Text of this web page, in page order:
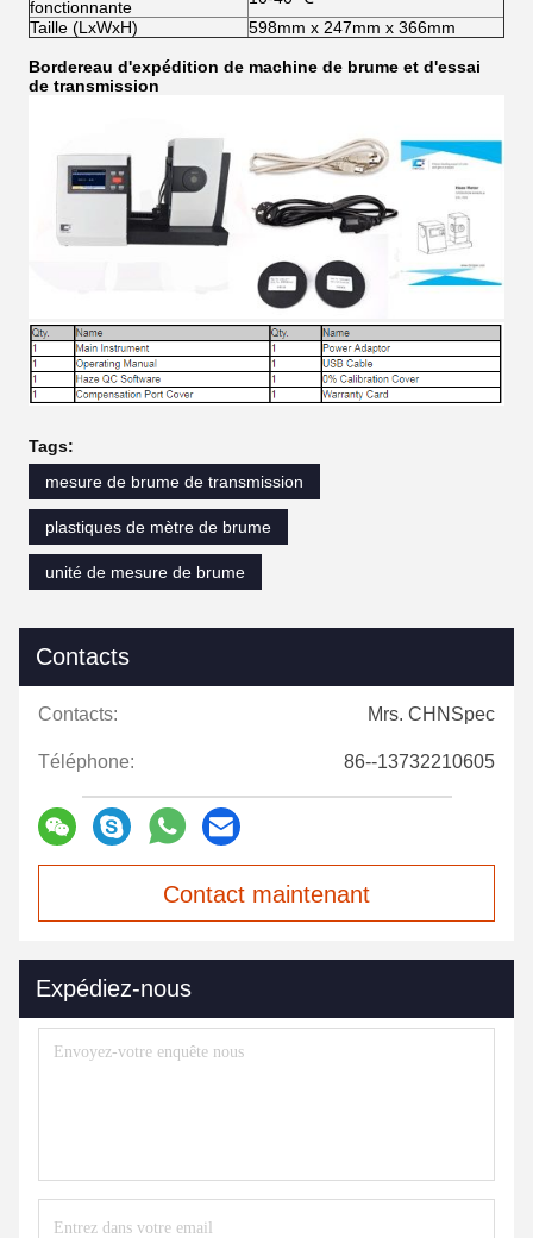
fonctionnante
Taille (LxWxH)
598mm x 247mm x 366mm
Bordereau d'expédition de machine de brume et d'essai
de transmission
Tags:
mesure de brume de transmission
plastiques de mètre de brume
unité de mesure de brume
Contacts
Contacts: Mrs. CHNSpec
Téléphone: 86--13732210605
Contact maintenant
Expédiez-nous